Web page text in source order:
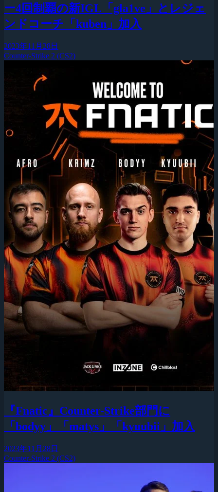
ー4回制覇の新IGL「gla1ve」とレジェ
ンドコーチ「kuben」加入
2023年11月28日
Counter-Strike 2 (CS2)
『Fnatic』Counter-Strike部門に
「bodyy」「matys」「kyuubii」加入
2023年11月28日
Counter-Strike 2 (CS2)